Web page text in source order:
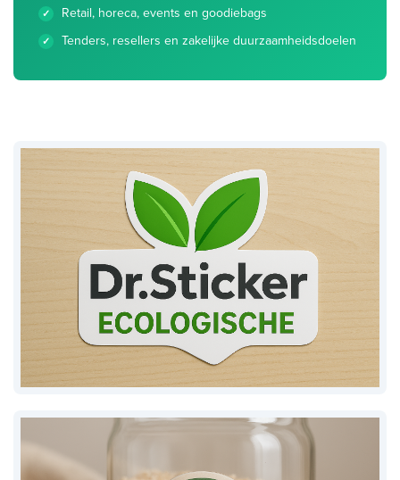
Retail, horeca, events en goodiebags
Tenders, resellers en zakelijke duurzaamheidsdoelen